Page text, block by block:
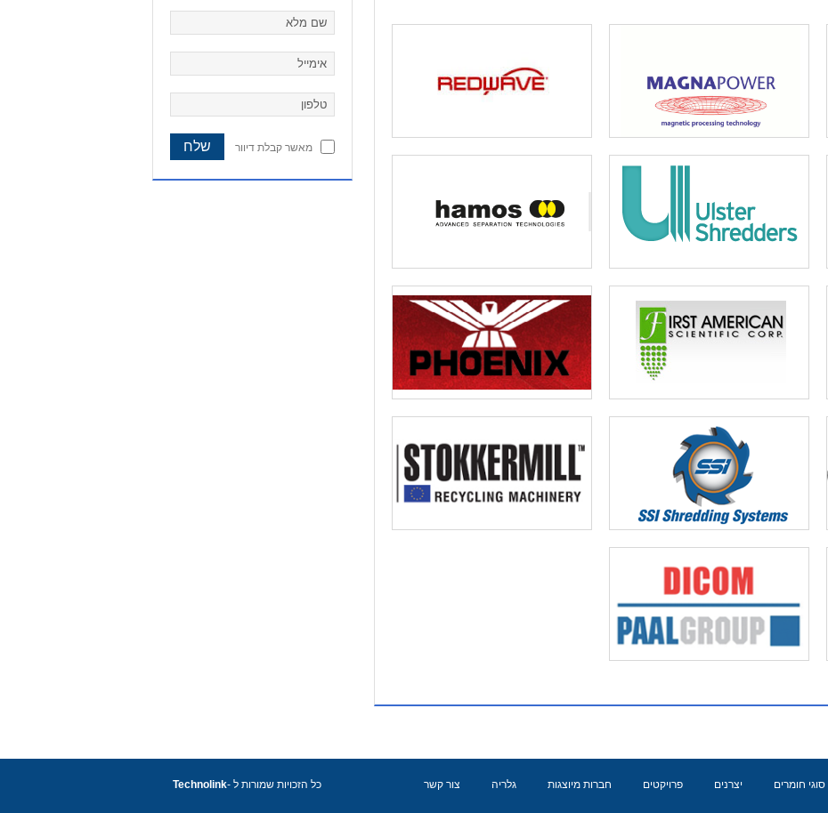
מאשר קבלת דיוור
סוגי חומרים יצרנים פרויקטים חברות מיוצגות גלריה צור קשר כל הזכויות שמורות ל -Technolink